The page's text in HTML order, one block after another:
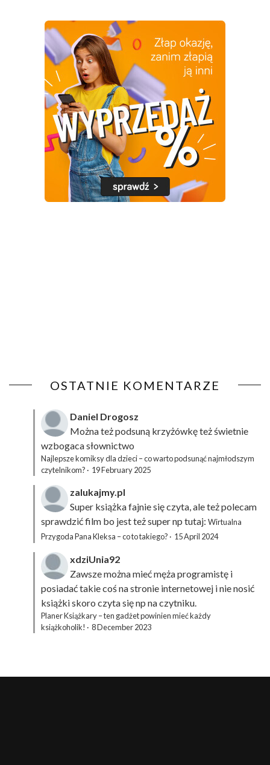
OSTATNIE KOMENTARZE
Daniel Drogosz
Można też podsuną krzyżówkęteż świetnie
wzbogaca słownictwo
Najlepsze komiksy dla dzieci – co warto podsunąć najmłodszym
czytelnikom? · 19 February 2025
zalukajmy.pl
Super książka fajnie się czyta, ale też polecam
sprawdzić film bo jest też super np tutaj: Wirtualna
Przygoda Pana Kleksa – co to takiego? · 15 April 2024
xdziUnia92
Zawsze można mieć męża programistę i
posiadać takie coś na stronie internetowej i nie nosić
książki skoro czyta się np na czytniku.
Planer Książkary – ten gadżet powinien mieć każdy
książkoholik! · 8 December 2023